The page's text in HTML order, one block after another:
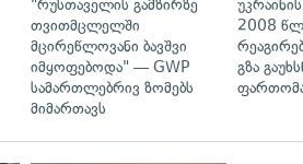
"რუსთაველის გამზირზე
თვითმცლელში
მცირეწლოვანი ბავშვი
იმყოფებოდა" — GWP
სამართლებრივ ზომებს
მიმართავს
2008
გზა